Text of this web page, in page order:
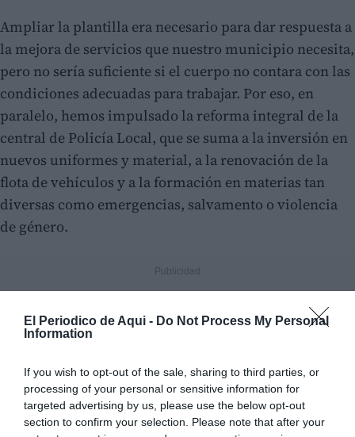
El Periodico de Aqui - Do Not Process My Personal
Information
If you wish to opt-out of the sale, sharing to third parties, or
processing of your personal or sensitive information for
targeted advertising by us, please use the below opt-out
section to confirm your selection. Please note that after your
Ampliar la plantilla era necesario para dar respuesta a
la mejora de servicios que nuestro municipio necesita,
pero no sería suficiente si el cuerpo no contara con las
condiciones adecuadas para trabajar. Por eso, en
paralelo, hemos impulsado la reforma integral de la
central de Policía Local, que se suma a la inversión en
nuevos uniformes y material, a la renovación de la
flota de vehículos y a la formación en materias tan
diversas como emergencias, salvamento o violencia
de género.